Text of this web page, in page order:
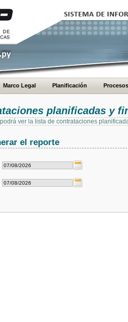
Marco Legal Planificación Procesos
planificadas y
ver la lista de contrataciones
el reporte